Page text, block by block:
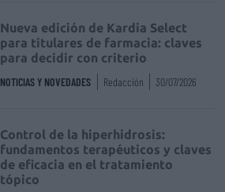
Nueva edición de Kardia Select
para titulares de farmacia: claves
para decidir con criterio
NOTICIAS Y NOVEDADES Redacción 30/07/2026
Control de la hiperhidrosis:
fundamentos terapéuticos y claves
de eficacia en el tratamiento
tópico